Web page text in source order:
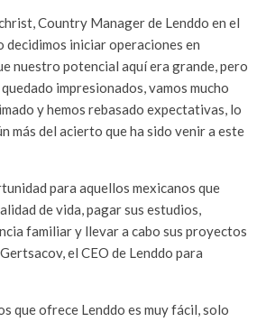
Country Manager de Lenddo en el
decidimos iniciar operaciones en
nuestro potencial aquí era grande, pero
impresionados, vamos mucho
y hemos rebasado expectativas, lo
más del acierto que ha sido venir a este
para aquellos mexicanos que
de vida, pagar sus estudios,
familiar y llevar a cabo sus proyectos
el CEO de Lenddo para
que ofrece Lenddo es muy fácil, solo